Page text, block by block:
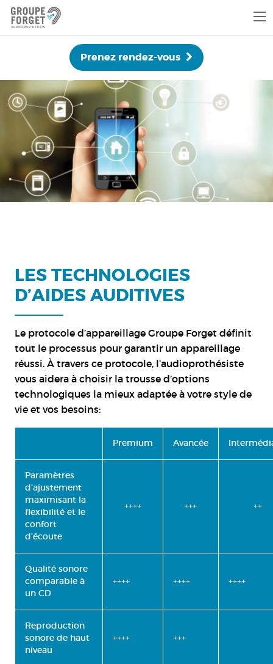
Prenez rendez-vous
LES TECHNOLOGIES
D’AIDES AUDITIVES
Le protocole d’appareillage Groupe Forget définit
tout le processus pour garantir un appareillage
réussi. À travers ce protocole, l’audioprothésiste
vous aidera à choisir la trousse d’options
technologiques la mieux adaptée à votre style de
vie et vos besoins:
Premium Avancée
Paramètres
d’ajustement
maximisant la
flexibilité et le
confort
d’écoute
++++ +++ ++
Qualité sonore
comparable à
un CD
++++ ++++ ++++
Reproduction
sonore de haut
niveau
++++ +++